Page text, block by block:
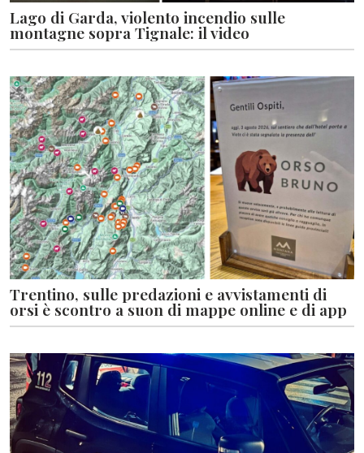
Lago di Garda, violento incendio sulle
montagne sopra Tignale: il video
Trentino, sulle predazioni e avvistamenti di
orsi è scontro a suon di mappe online e di app